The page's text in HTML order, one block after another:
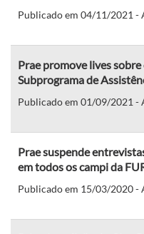
Publicado em 04/11/2021 -
Prae promove lives
Subprograma de
Publicado em 01/09/2021 -
Prae suspende
em todos os campi da
Publicado em 15/03/2020 -